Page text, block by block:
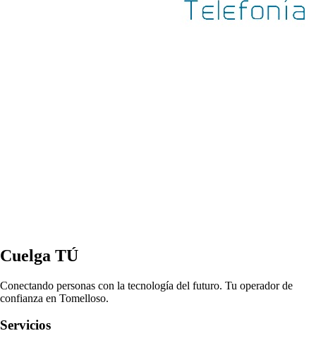
Cuelga TÚ
Conectando personas con la tecnología del futuro. Tu operador de
confianza en Tomelloso.
Servicios